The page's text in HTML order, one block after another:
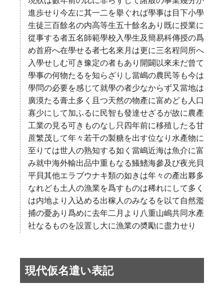
進歩せり今左に其一二を擧ぐれば學事は目下小學
生徒三百餘名の内高等生五十餘名あり既に授業に
從事する者五名師範學校入學生及簡易科傳授の爲
め首府へ在學せる者七名來月は更に三名程同所へ
入學せしむ可き豫定の者もあり開闢以來未だ曾て
學事の何物たるを知らざりし當嶋の農民等も今は
學問の必要を感じて就學の者少なからず又當地は
廣漠たる膏土多く且つ天然の物產に富めども人口
寡少にして加ふるに民智も發達せざるが故に農產
工業の見る可きものなし只四年前に移殖したる甘
蔗繁茂して年々若干の製糖を出す位なり水產物に
至りては世人の熟知する如く當嶋近海は魚介に富
み就中海外輸出品中重もなる鱶鰭海參及び夜光貝
平貝其他エラブウナキ類の如きは年々の產出夥多
なれども土人の漁業を爲すものは稀れにして多く
は内地より入込める出稼人のみなるを以て自然濫
捕の憂あり爲めに去年二月より八重山嶋共同水產
社なるものを設置し大に漁業の奬勵に盡力せり
現代仮名遣い表記